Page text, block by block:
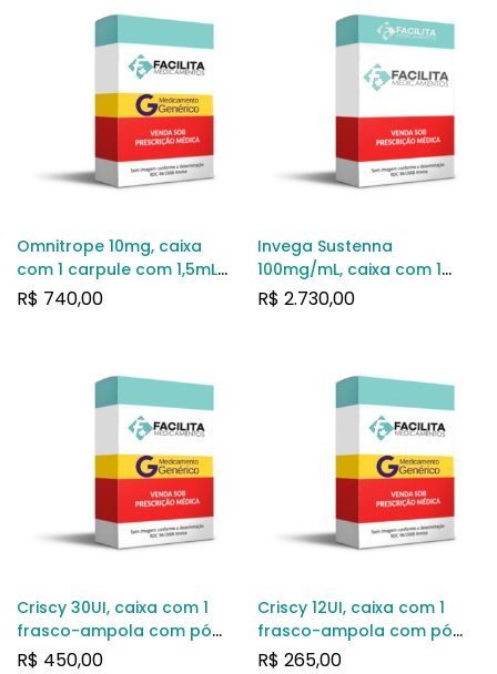
Omnitrope 10mg, caixa
com 1 carpule com 1,5mL
de solução de uso
R$ 740,00
Invega Sustenna
100mg/mL, caixa com 1
seringa preenchida com
R$ 2.730,00
Criscy 30UI, caixa com 1
frasco-ampola com pó
para solução de uso
R$ 450,00
Criscy 12UI, caixa com 1
frasco-ampola com pó
para solução de uso
R$ 265,00